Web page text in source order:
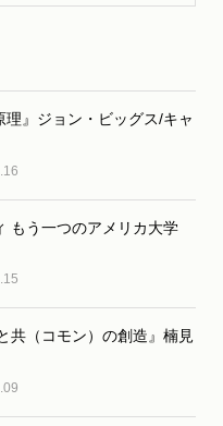
理』ジョン・ビッグス/キャ
もう一つのアメリカ大学
共（コモン）の創造』楠見